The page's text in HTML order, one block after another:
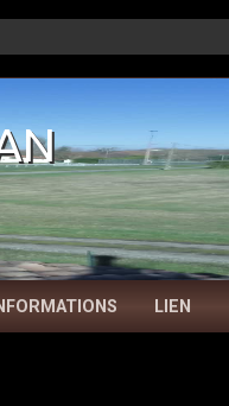
LIEN